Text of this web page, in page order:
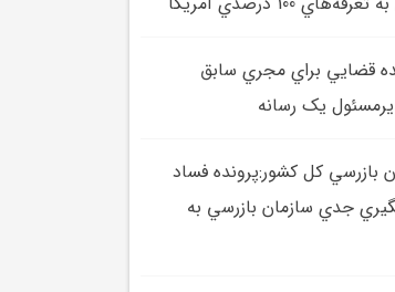
قضايي براي مجري سابق
يک رسانه
بازرسي کل کشور:پرونده فساد
جدي سازمان بازرسي به